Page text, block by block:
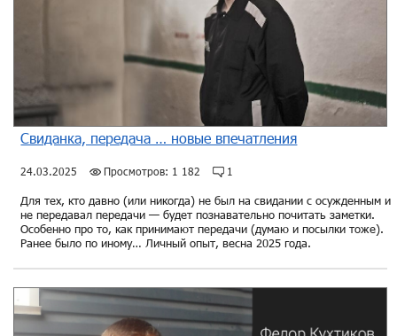
Свиданка, передача … новые впечатления
24.03.2025 Просмотров: 1 182 1
Для тех, кто давно (или никогда) не был на свидании с осужденным и
не передавал передачи — будет познавательно почитать заметки.
Особенно про то, как принимают передачи (думаю и посылки тоже).
Ранее было по иному… Личный опыт, весна 2025 года.